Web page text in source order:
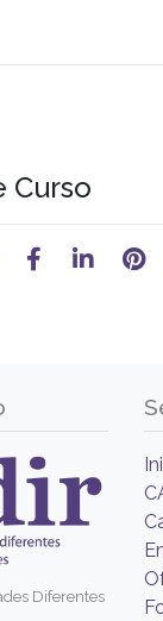
Curso
Diferentes